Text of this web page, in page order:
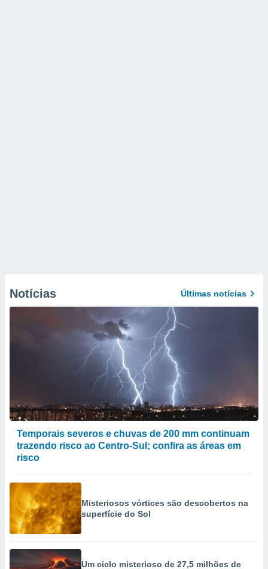
Notícias Últimas notícias
Temporais severos e chuvas de 200 mm continuam
trazendo risco ao Centro-Sul; confira as áreas em
risco
Misteriosos vórtices são descobertos na
superfície do Sol
Um ciclo misterioso de 27,5 milhões de